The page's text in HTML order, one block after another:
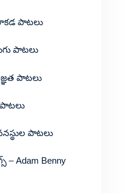
రాకడ పాటలు
పాటలు
పాటలు
పాటలు
Adam Benny